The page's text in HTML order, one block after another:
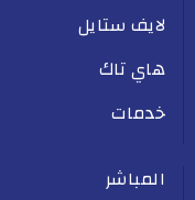
لايف ستايل
هاي تاك
خدمات
المباشر